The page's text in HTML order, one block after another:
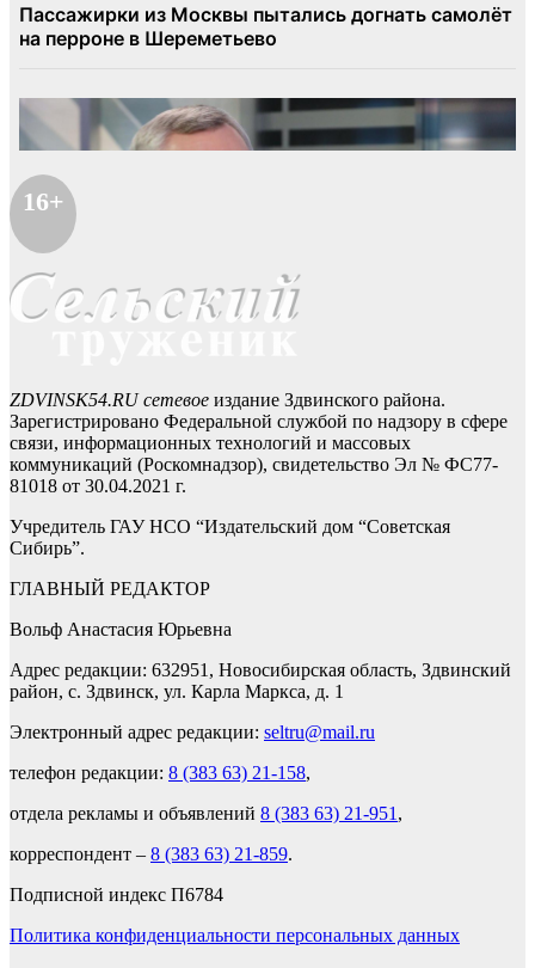
16+
ZDVINSK54.RU сетевое издание Здвинского района.
Зарегистрировано Федеральной службой по надзору в сфере
связи, информационных технологий и массовых
коммуникаций (Роскомнадзор), свидетельство Эл № ФС77-
81018 от 30.04.2021 г.
Учредитель ГАУ НСО “Издательский дом “Советская
Сибирь”.
ГЛАВНЫЙ РЕДАКТОР
Вольф Анастасия Юрьевна
Адрес редакции: 632951, Новосибирская область, Здвинский
район, с. Здвинск, ул. Карла Маркса, д. 1
Электронный адрес редакции: seltru@mail.ru
телефон редакции: 8 (383 63) 21-158,
отдела рекламы и объявлений 8 (383 63) 21-951 ,
корреспондент – 8 (383 63) 21-859.
Подписной индекс П6784
Политика конфиденциальности персональных данных